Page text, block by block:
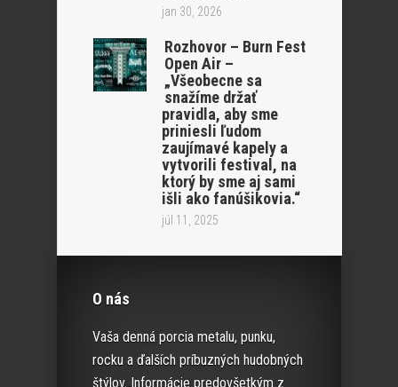
jan 30, 2026
Rozhovor – Burn Fest
Open Air –
„Všeobecne sa
snažíme držať
pravidla, aby sme
priniesli ľudom
zaujímavé kapely a
vytvorili festival, na
ktorý by sme aj sami
išli ako fanúšikovia.“
júl 11, 2025
O nás
Vaša denná porcia metalu, punku,
rocku a ďalších príbuzných hudobných
štýlov. Informácie predovšetkým z